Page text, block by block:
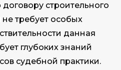
строительного
требует особых
данная
глубоких знаний
судебной практики.